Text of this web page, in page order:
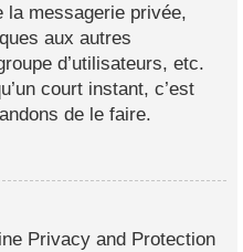
la messagerie privée,
aux autres
d’utilisateurs, etc.
court instant, c’est
de le faire.
Privacy and Protection